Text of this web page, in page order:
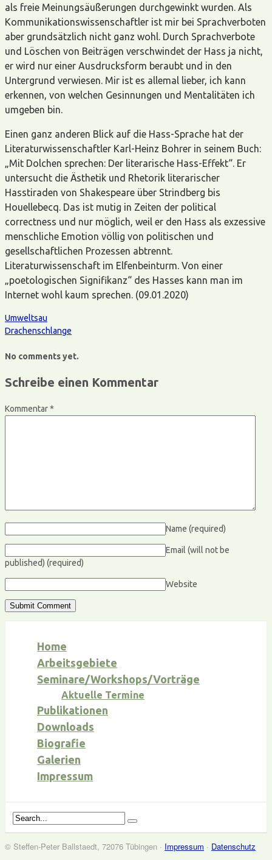
als freie Meinungsäußerungen durchgewinkt wurden. Als
Kommunikationswissenschaftler ist mir bei Sprachverboten
aber grundsätzlich nicht ganz wohl. Durch Sprachverbote
und Löschen von Beiträgen verschwindet der Hass ja nicht,
er wird nur einer Ausdrucksform beraubt und in den
Untergrund verwiesen. Mir ist es allemal lieber, ich kann
erkennen, von welchen Gesinnungen und Mentalitäten ich
umgeben bin.
Einen ganz anderen Blick auf die Hass-Sprache hat der
Literaturwissenschaftler Karl-Heinz Bohrer in seinem Buch:
„Mit Dolchen sprechen: Der literarische Hass-Effekt“. Er
untersucht die Ästhetik und Rhetorik literarischer
Hasstiraden von Shakespeare über Strindberg bis
Houellebecq. Das ist mutig in Zeiten der political
correctness und nur möglich, weil er den Hass als exzessive
menschliche Emotion völlig von politischen und
gesellschaftlichen Prozessen abtrennt.
Literaturwissenschaft im Elfenbeinturm. Von einer
„poetologischen Signifikanz“ des Hasses kann man im
Internet wohl kaum sprechen. (09.01.2020)
Umweltsau
Drachenschlange
No comments yet.
Schreibe einen Kommentar
Kommentar*
Name (required)
Email (will not be
published) (required)
Website
Home
Arbeitsgebiete
Seminare/Workshops/Vorträge
Aktuelle Termine
Publikationen
Downloads
Biografie
Galerien
Impressum
© Steffen-Peter Ballstaedt, 72076 Tübingen · Impressum · Datenschutz